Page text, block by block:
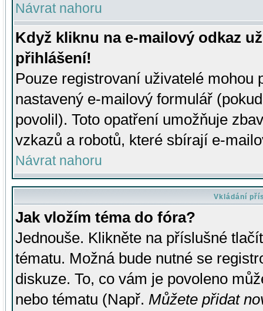
Návrat nahoru
Když kliknu na e-mailový odkaz
přihlášení!
Pouze registrovaní uživatelé mohou
nastavený e-mailový formulář
povolil). Toto opatření umožňuje
vzkazů a robotů, které sbírají e-
Návrat nahoru
Vkládání
Jak vložím téma do fóra?
Jednouše. Klikněte na příslušné
tématu. Možná bude nutné se
diskuze. To, co vám je povoleno
nebo tématu (Např. Můžete přidat